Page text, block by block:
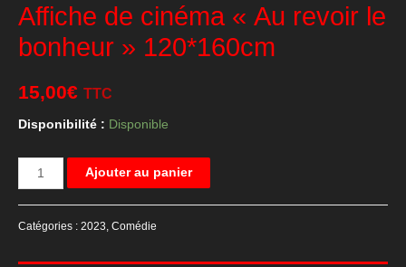
Affiche de cinéma « Au revoir le
bonheur » 120*160cm
15,00€ TTC
Disponibilité : Disponible
quantité
de
cinéma
Ajouter au panier
Catégories : 2023, Comédie